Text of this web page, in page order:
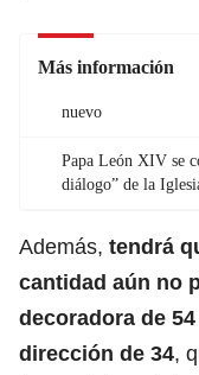
Más información
nuevo
Papa León XIV se
diálogo” de la
Además, tendrá
cantidad aún no
decoradora de
dirección de 34,